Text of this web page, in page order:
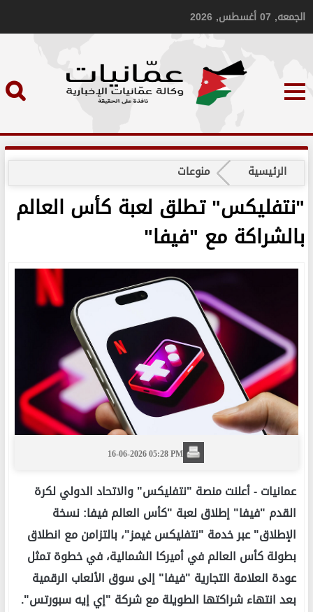
الجمعه, 07 أغسطس, 2026
الرئيسية منوعات
"نتفليكس" تطلق لعبة كأس العالم
بالشراكة مع "فيفا"
16-06-2026 05:28 PM
عمانيات -أعلنت منصة "نتفليكس" والاتحاد الدولي لكرة
القدم "فيفا" إطلاق لعبة "كأس العالم فيفا: نسخة
الإطلاق" عبر خدمة "نتفليكس غيمز"، بالتزامن مع انطلاق
بطولة كأس العالم في أميركا الشمالية، في خطوة تمثل
عودة العلامة التجارية "فيفا" إلى سوق الألعاب الرقمية
بعد انتهاء شراكتها الطويلة مع شركة "إي إيه سبورتس".